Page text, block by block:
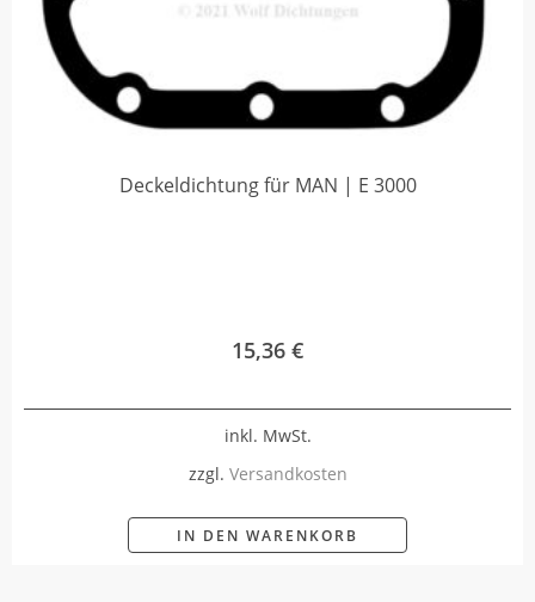
Deckeldichtung für MAN | E 3000
15,36 €
inkl. MwSt.
zzgl. Versandkosten
IN DEN WARENKORB